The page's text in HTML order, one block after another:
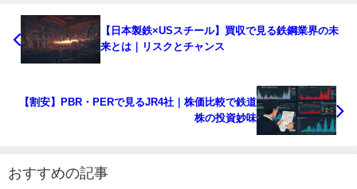
【日本製鉄×USスチール】買収で見る鉄鋼業界の未
来とは｜リスクとチャンス
【割安】PBR・PERで見るJR4社｜株価比較で鉄道
株の投資妙味
おすすめの記事